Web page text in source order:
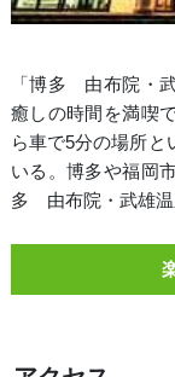
「博多 由布院・
癒しの時間を満喫
ら車で5分の場所と
いる。博多や福岡
多 由布院・武雄温